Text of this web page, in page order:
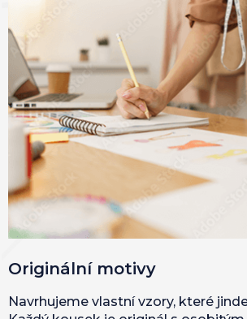
Originální motivy
Navrhujeme vlastní vzory, které